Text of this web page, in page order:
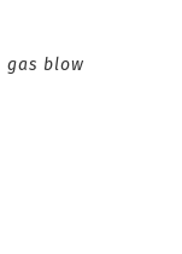
gas blow